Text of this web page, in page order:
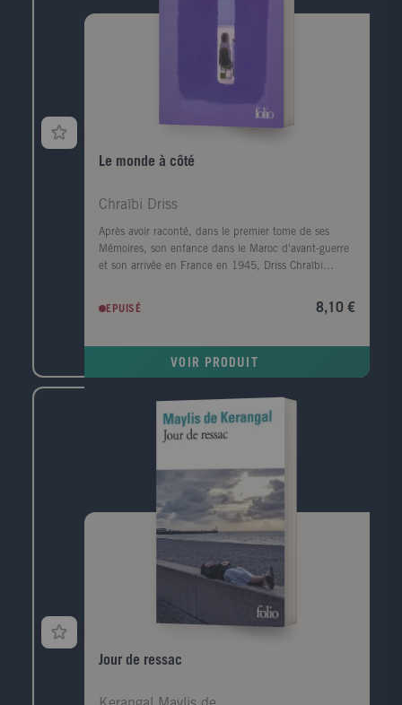
intrigue serrée, un mode narratif subtilement ouvragé,
des personnages plus vrais que nature, une
atmosphère étouffante: le fantastique rejoint le
quotidien et s'impose comme une version possible de
la réalité.Pour la première fois, grâce à la magie d'une
directement accessible au lecteur français.
Le monde à côté
Chraïbi Driss
Après avoir raconté, dans le premier tome de ses
Mémoires, son enfance dans le Maroc d'avant-guerre
et son arrivée en France en 1945, Driss Chraïbi
début des années 50, il découvre une autre planète,
l'Alsace, et s'y installe avec sa femme dans une sorte
communauté maghrébine trouve en lui l'une de ses
ensuite les années France Culture, les années
canadiennes, les années à l'Ile d'Yeu, les amis et les
rencontres (François Mitterrand, Lucien Bodard...),
EPUISÉ 8,10 €
VOIR PRODUIT
Jour de ressac